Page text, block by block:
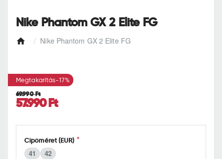
e
Nike Phantom GX 2 Elite FG
Nike Phantom GX 2 Elite FG
Megtakarítás-17%
57.990 Ft
69.990 Ft
Cipőméret (EUR)
41 42